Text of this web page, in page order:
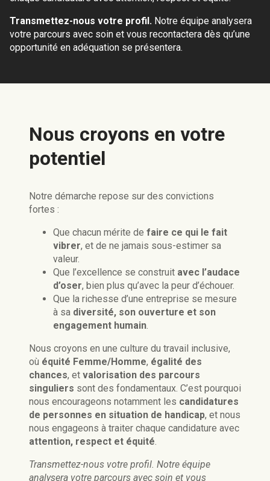
Transmettez-nous votre profil. Notre équipe analysera
votre parcours avec soin et vous recontactera dès qu’une
opportunité en adéquation se présentera.
Nous croyons en votre
potentiel
Notre démarche repose sur des convictions
fortes :
Que chacun mérite de faire ce qui le fait
vibrer, et de ne jamais sous-estimer sa
valeur.
Que l’excellence se construit avec l’audace
d’oser, bien plus qu’avec la peur d’échouer.
Que la richesse d’une entreprise se mesure
à sa diversité, son ouverture et son
engagement humain.
Nous croyons en une culture du travail inclusive,
où équité Femme/Homme, égalité des
chances, et valorisation des parcours
singuliers sont des fondamentaux. C’est pourquoi
nous encourageons notamment les candidatures
de personnes en situation de handicap, et nous
nous engageons à traiter chaque candidature avec
attention, respect et équité.
Transmettez-nous votre profil. Notre équipe
analysera votre parcours avec soin et vous